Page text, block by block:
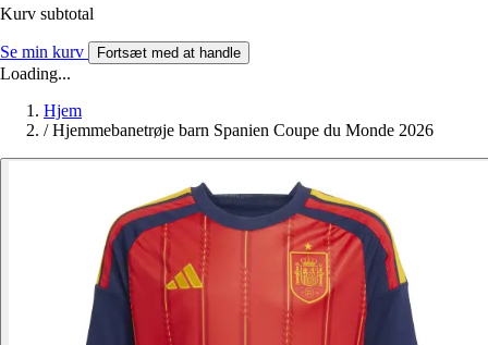
Kurv subtotal
Se min kurv Fortsæt med at handle
Loading...
Hjem
/ Hjemmebanetrøje barn Spanien Coupe du Monde 2026